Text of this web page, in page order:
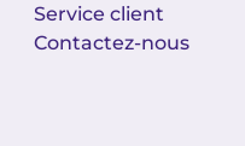
Service client
Contactez-nous